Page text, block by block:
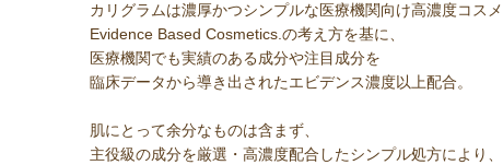
カリグラムは濃厚かつシンプルな医療機関向け高濃度コスメ
Evidence Based Cosmetics.の考え方を基に、
医療機関でも実績のある成分や注目成分を
臨床データから導き出されたエビデンス濃度以上配合。
肌にとって余分なものは含まず、
主役級の成分を厳選・高濃度配合したシンプル処方により、